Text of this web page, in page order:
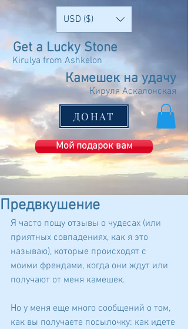
USD ($)
Get a Lucky Stone
Kirulya from Ashkelon
Камешек на удачу
Кируля Аскалонская
ДОНАТ
Мой подарок вам
Предвкушение
Я часто пощу отзывы о чудесах (или
приятных совпадениях, как я это
называю), которые происходят с
моими френдами, когда они ждут или
получают от меня камешек.
Но у меня еще много сообщений о том,
как вы получаете посылочку: как идете